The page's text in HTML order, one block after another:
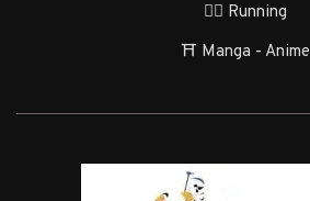
🏃‍♂️ Running
⛩️ Manga - Anime